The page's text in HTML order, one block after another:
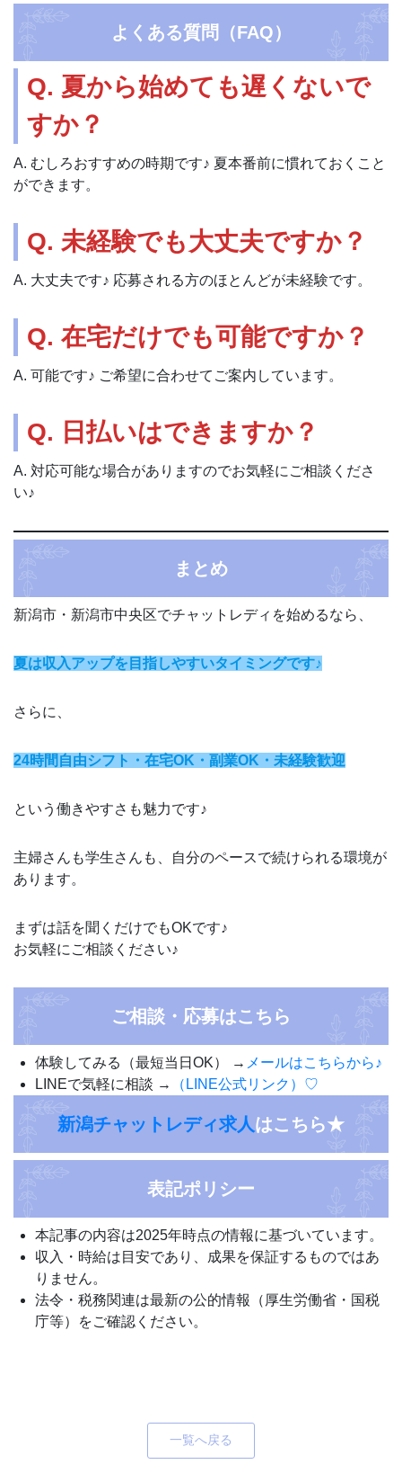
よくある質問（FAQ）
Q. 夏から始めても遅くないで
すか？
A. むしろおすすめの時期です♪ 夏本番前に慣れておくこと
ができます。
Q. 未経験でも大丈夫ですか？
A. 大丈夫です♪ 応募される方のほとんどが未経験です。
Q. 在宅だけでも可能ですか？
A. 可能です♪ ご希望に合わせてご案内しています。
Q. 日払いはできますか？
A. 対応可能な場合がありますのでお気軽にご相談くださ
い♪
まとめ
新潟市・新潟市中央区でチャットレディを始めるなら、
夏は収入アップを目指しやすいタイミングです♪
さらに、
24時間自由シフト・在宅OK・副業OK・未経験歓迎
という働きやすさも魅力です♪
主婦さんも学生さんも、自分のペースで続けられる環境が
あります。
まずは話を聞くだけでもOKです♪
お気軽にご相談ください♪
ご相談・応募はこちら
体験してみる（最短当日OK） → メールはこちらから♪
LINEで気軽に相談 →
（LINE公式リンク）♡
新潟チャットレディ求人はこちら★
表記ポリシー
本記事の内容は2025年時点の情報に基づいています。
収入・時給は目安であり、成果を保証するものではあ
りません。
法令・税務関連は最新の公的情報（厚生労働省・国税
庁等）をご確認ください。
一覧へ戻る